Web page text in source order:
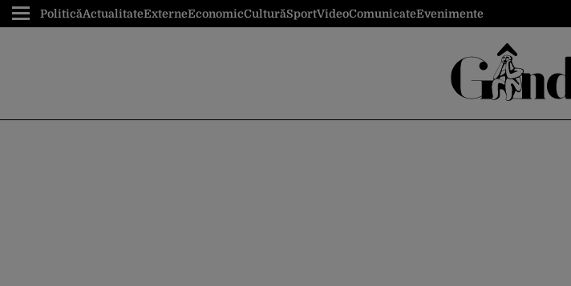
PoliticăActualitateExterneEconomicCulturăSportVideoComunicateEvenimente